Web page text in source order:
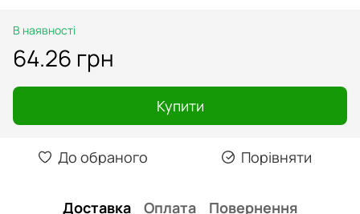
В наявності
64.26 грн
Купити
До обраного Порівняти
Доставка Оплата Повернення